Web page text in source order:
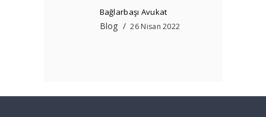
Bağlarbaşı Avukat
Blog 26 Nisan 2022